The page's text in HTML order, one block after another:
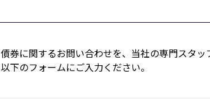
債券に関するお問い合わせを、当社の専門スタッ
以下のフォームにご入力ください。